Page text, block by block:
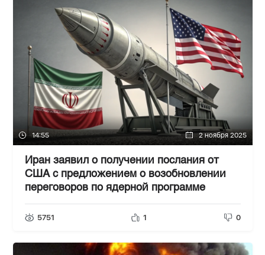
14:55 2 ноября 2025
Иран заявил о получении послания от
США с предложением о возобновлении
переговоров по ядерной программе
5751 1 0